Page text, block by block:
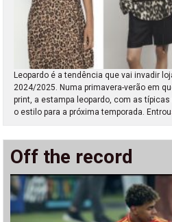
Leopardo é a tendência que vai invadir
2024/2025. Numa primavera-verão em
print, a estampa leopardo, com as
o estilo para a próxima temporada. Entrou
Off the record